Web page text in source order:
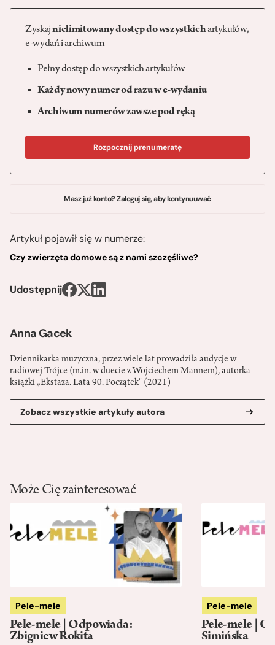
Anna Gacek
Dziennikarka muzyczna, przez wiele lat prowadziła audycje w
radiowej Trójce (m.in. w duecie z Wojciechem Mannem), autorka
książki „Ekstaza. Lata 90. Początek" (2021)
Zobacz wszystkie artykuły autora
Zyskajnielimitowany dostęp do wszystkichartykułów,
e-wydań i archiwum
Pełny dostęp do wszystkich artykułów
Każdy nowy numer od razu w e-wydaniu
Archiwum numerów zawsze pod ręką
Rozpocznij prenumeratę
Masz już konto? Zaloguj się, aby kontynuuwać
Artykuł pojawił się w numerze:
Czy zwierzęta domowe są z nami szczęśliwe?
Udostępnij
Może Cię zainteresować
Pele-mele
Pele-mele | Odpowiada:
Zbigniew Rokita
Pele-mele
Pele-mele |
Simińska